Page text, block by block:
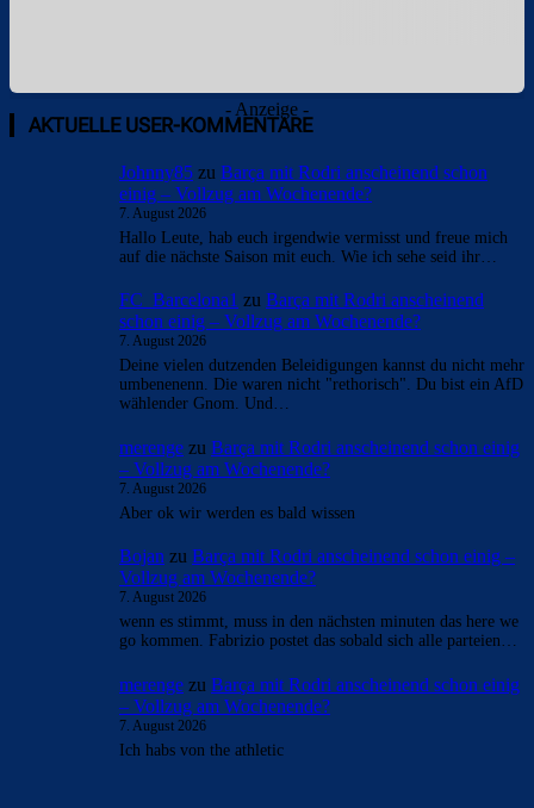
- Anzeige -
AKTUELLE USER-KOMMENTARE
Johnny85 zu Barça mit Rodri anscheinend schon
einig – Vollzug am Wochenende?
7. August 2026
Hallo Leute, hab euch irgendwie vermisst und freue mich
auf die nächste Saison mit euch. Wie ich sehe seid ihr…
FC_Barcelona1 zu Barça mit Rodri anscheinend
schon einig – Vollzug am Wochenende?
7. August 2026
Deine vielen dutzenden Beleidigungen kannst du nicht mehr
umbenenenn. Die waren nicht "rethorisch". Du bist ein AfD
wählender Gnom. Und…
merenge zu Barça mit Rodri anscheinend schon einig
– Vollzug am Wochenende?
7. August 2026
Aber ok wir werden es bald wissen
Bojan zu Barça mit Rodri anscheinend schon einig –
Vollzug am Wochenende?
7. August 2026
wenn es stimmt, muss in den nächsten minuten das here we
go kommen. Fabrizio postet das sobald sich alle parteien…
merenge zu Barça mit Rodri anscheinend schon einig
– Vollzug am Wochenende?
7. August 2026
Ich habs von the athletic